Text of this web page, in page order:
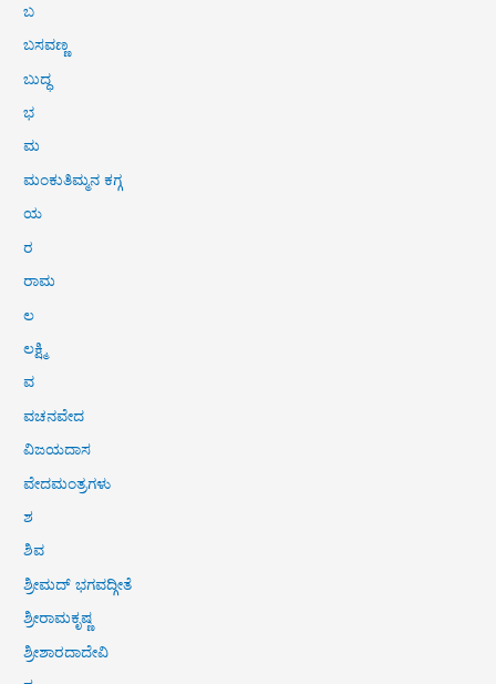
ಬ
ಬಸವಣ್ಣ
ಬುದ್ಧ
ಭ
ಮ
ಮಂಕುತಿಮ್ಮನ ಕಗ್ಗ
ಯ
ರ
ರಾಮ
ಲ
ಲಕ್ಷ್ಮಿ
ವ
ವಚನವೇದ
ವಿಜಯದಾಸ
ವೇದಮಂತ್ರಗಳು
ಶ
ಶಿವ
ಶ್ರೀಮದ್ ಭಗವದ್ಗೀತೆ
ಶ್ರೀರಾಮಕೃಷ್ಣ
ಶ್ರೀಶಾರದಾದೇವಿ